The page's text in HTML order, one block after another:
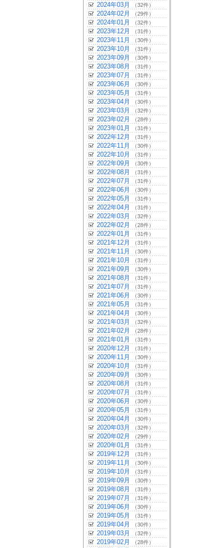
2024年03月 （32件）
2024年02月 （29件）
2024年01月 （32件）
2023年12月 （31件）
2023年11月 （30件）
2023年10月 （31件）
2023年09月 （30件）
2023年08月 （31件）
2023年07月 （31件）
2023年06月 （30件）
2023年05月 （31件）
2023年04月 （30件）
2023年03月 （32件）
2023年02月 （28件）
2023年01月 （31件）
2022年12月 （31件）
2022年11月 （30件）
2022年10月 （31件）
2022年09月 （30件）
2022年08月 （31件）
2022年07月 （31件）
2022年06月 （30件）
2022年05月 （31件）
2022年04月 （31件）
2022年03月 （32件）
2022年02月 （28件）
2022年01月 （31件）
2021年12月 （31件）
2021年11月 （30件）
2021年10月 （31件）
2021年09月 （30件）
2021年08月 （31件）
2021年07月 （31件）
2021年06月 （30件）
2021年05月 （31件）
2021年04月 （30件）
2021年03月 （32件）
2021年02月 （28件）
2021年01月 （31件）
2020年12月 （31件）
2020年11月 （30件）
2020年10月 （31件）
2020年09月 （30件）
2020年08月 （31件）
2020年07月 （31件）
2020年06月 （30件）
2020年05月 （31件）
2020年04月 （30件）
2020年03月 （32件）
2020年02月 （29件）
2020年01月 （31件）
2019年12月 （31件）
2019年11月 （30件）
2019年10月 （31件）
2019年09月 （30件）
2019年08月 （31件）
2019年07月 （31件）
2019年06月 （30件）
2019年05月 （31件）
2019年04月 （30件）
2019年03月 （32件）
2019年02月 （28件）